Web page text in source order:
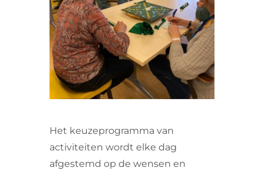
CONTACT
Het keuzeprogramma van
activiteiten wordt elke dag
afgestemd op de wensen en